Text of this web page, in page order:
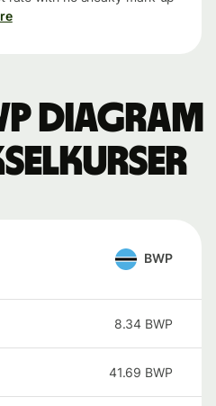
Diagram
BWP
8.34 BWP
41.69 BWP